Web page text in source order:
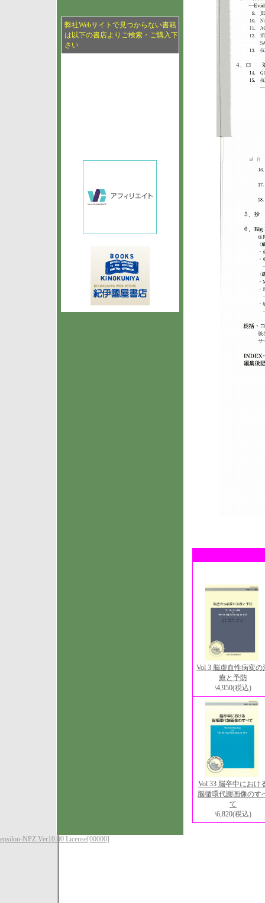
弊社Webサイトで見つからない書籍
は以下の書店よりご検索・ご購入下
さい
Vol 3 脳虚血性病変の
療と予防
\4,950(税込)
Vol 33 脳卒中におけ
脳循環代謝画像のす
て
\6,820(税込)
epsilon-NPZ Ver10.00 License[00000]